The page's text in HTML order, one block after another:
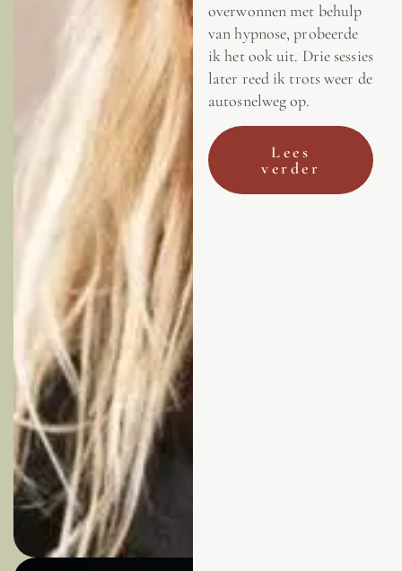
overwonnen met behulp
van hypnose, probeerde
ik het ook uit. Drie sessies
later reed ik trots weer de
autosnelweg op.
Lees
verder